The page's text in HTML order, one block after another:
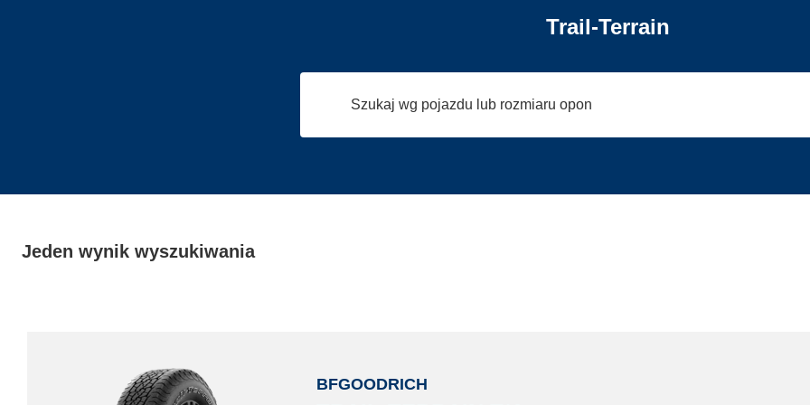
Trail-Terrain
Szukaj wg pojazdu lub rozmiaru opon
Jeden wynik wyszukiwania
BFGOODRICH